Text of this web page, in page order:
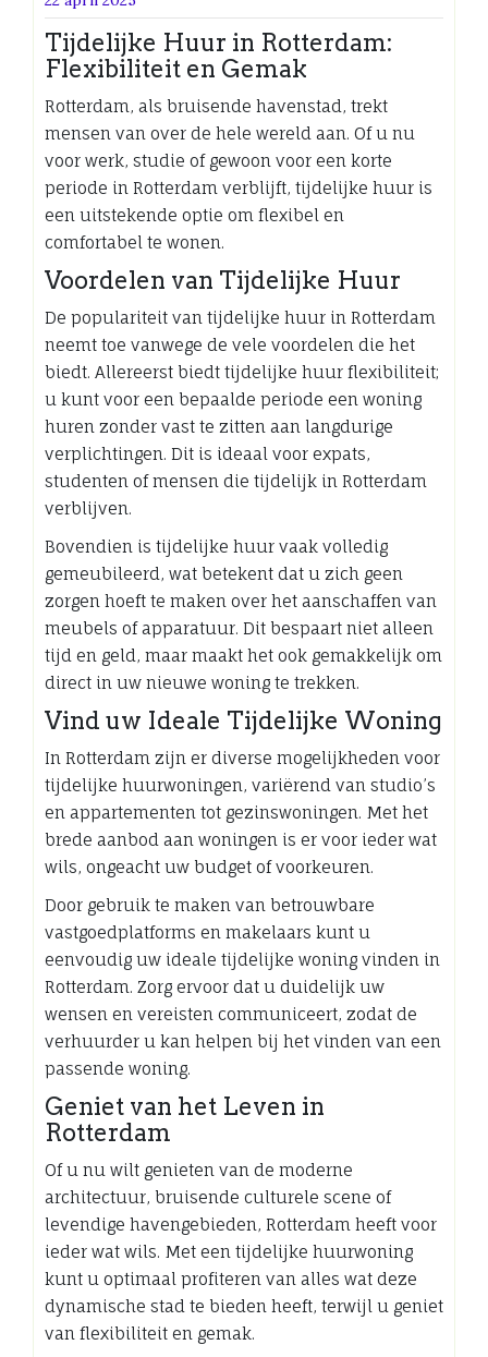
Tijdelijke Huur in Rotterdam:
Flexibiliteit en Gemak
Rotterdam, als bruisende havenstad, trekt
mensen van over de hele wereld aan. Of u nu
voor werk, studie of gewoon voor een korte
periode in Rotterdam verblijft, tijdelijke huur is
een uitstekende optie om flexibel en
comfortabel te wonen.
Voordelen van Tijdelijke Huur
De populariteit van tijdelijke huur in Rotterdam
neemt toe vanwege de vele voordelen die het
biedt. Allereerst biedt tijdelijke huur flexibiliteit;
u kunt voor een bepaalde periode een woning
huren zonder vast te zitten aan langdurige
verplichtingen. Dit is ideaal voor expats,
studenten of mensen die tijdelijk in Rotterdam
verblijven.
Bovendien is tijdelijke huur vaak volledig
gemeubileerd, wat betekent dat u zich geen
zorgen hoeft te maken over het aanschaffen van
meubels of apparatuur. Dit bespaart niet alleen
tijd en geld, maar maakt het ook gemakkelijk om
direct in uw nieuwe woning te trekken.
Vind uw Ideale Tijdelijke Woning
In Rotterdam zijn er diverse mogelijkheden voor
tijdelijke huurwoningen, variërend van studio’s
en appartementen tot gezinswoningen. Met het
brede aanbod aan woningen is er voor ieder wat
wils, ongeacht uw budget of voorkeuren.
Door gebruik te maken van betrouwbare
vastgoedplatforms en makelaars kunt u
eenvoudig uw ideale tijdelijke woning vinden in
Rotterdam. Zorg ervoor dat u duidelijk uw
wensen en vereisten communiceert, zodat de
verhuurder u kan helpen bij het vinden van een
passende woning.
Geniet van het Leven in
Rotterdam
Of u nu wilt genieten van de moderne
architectuur, bruisende culturele scene of
levendige havengebieden, Rotterdam heeft voor
ieder wat wils. Met een tijdelijke huurwoning
kunt u optimaal profiteren van alles wat deze
dynamische stad te bieden heeft, terwijl u geniet
van flexibiliteit en gemak.